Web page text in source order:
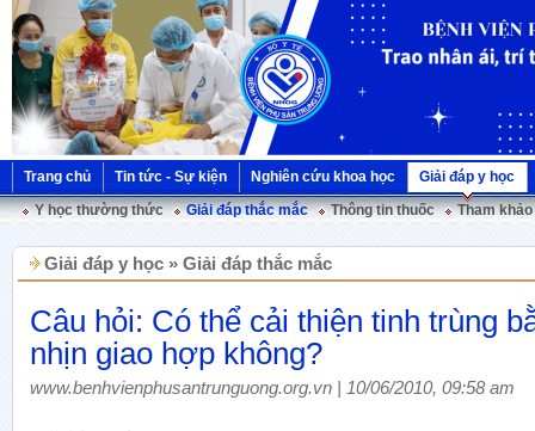
Trang chủ Tin tức - Sự kiện Nghiên cứu khoa học
Giải đáp y học
Y học thường thức
Giải đáp thắc mắc Thông tin thuốc Tham
Giải đáp y học » Giải đáp thắc mắc
Câu hỏi: Có thể cải thiện tinh trùng
nhịn giao hợp không?
www.benhvienphusantrunguong.org.vn | 10/06/2010, 09:58 am